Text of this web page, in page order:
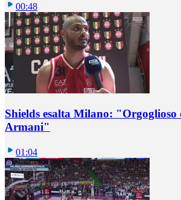
00:48
Shields esalta Milano: "Orgoglioso
Armani"
01:04